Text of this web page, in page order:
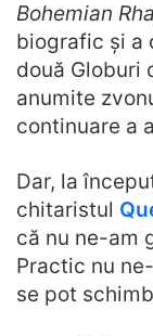
Bohemian
biografic și a
două Globuri
anumite
continuare a
Dar, la
chitaristul
că nu ne-am
Practic nu
se pot